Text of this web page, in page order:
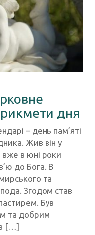
дня
– день пам’яті
Жив він у
вже в юні роки
до Бога. В
та
Згодом став
Був
та добрим
[…]